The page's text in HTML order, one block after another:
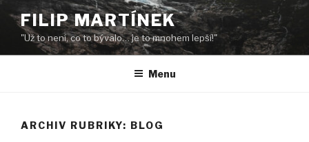
Přejít
obsahu
webu
FILIP MARTÍNEK
"Už to není, co to bývalo… je to mnohem lepší!"
Menu
ARCHIV RUBRIKY: BLOG